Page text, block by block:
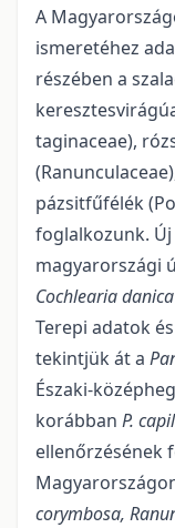
A
ismeretéhez
részében a
taginaceae),
pá­zsitfűfélék
foglalkozunk.
magyar­országi
Cochlearia danica
Terepi adatok
tekintjük át a
Északi-
korábban P.
ellenőrzésének
corymbosa,